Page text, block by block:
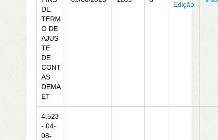
DE
TERM
O DE
AJUS
TE
DE
CONT
AS
DEMA
ET
Edição
4.523
- 04-
08-